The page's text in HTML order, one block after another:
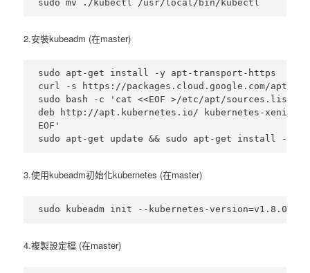
2.安裝kubeadm (在master)
sudo apt-get install -y apt-transport-https
curl -s https://packages.cloud.google.com/apt/
sudo bash -c 'cat <<EOF >/etc/apt/
deb http://apt.kubernetes.io/ kubernetes-xenial
EOF'
3.使用kubeadm初始化kubernetes (在master)
4.複製設定檔 (在master)